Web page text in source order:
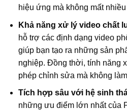
hiệu ứng mà không mất
Khả năng xử lý video chất
hỗ trợ các định dạng video
giúp bạn tạo ra những sản
nghiệp. Đồng thời, tính năng
phép chỉnh sửa mà không
Tích hợp sâu với hệ sinh
những ưu điểm lớn nhất của